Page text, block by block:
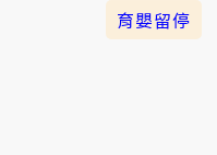
育嬰留停